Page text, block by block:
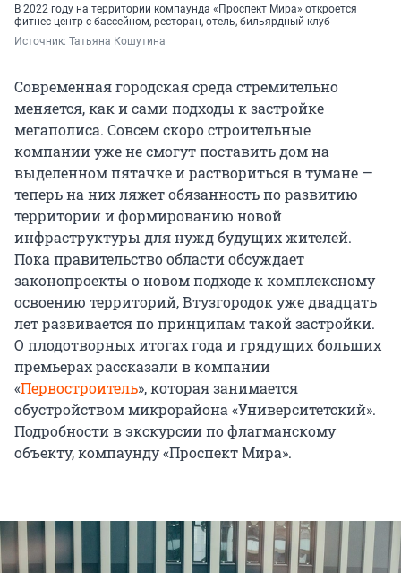
В 2022 году на территории компаунда «Проспект Мира» откроется
фитнес-центр с бассейном, ресторан, отель, бильярдный клуб
Источник: Татьяна Кошутина
Современная городская среда стремительно
меняется, как и сами подходы к застройке
мегаполиса. Совсем скоро строительные
компании уже не смогут поставить дом на
выделенном пятачке и раствориться в тумане —
теперь на них ляжет обязанность по развитию
территории и формированию новой
инфраструктуры для нужд будущих жителей.
Пока правительство области обсуждает
законопроекты о новом подходе к комплексному
освоению территорий, Втузгородок уже двадцать
лет развивается по принципам такой застройки.
О плодотворных итогах года и грядущих больших
премьерах рассказали в компании
«Первостроитель», которая занимается
обустройством микрорайона «Университетский».
Подробности в экскурсии по флагманскому
объекту, компаунду «Проспект Мира».